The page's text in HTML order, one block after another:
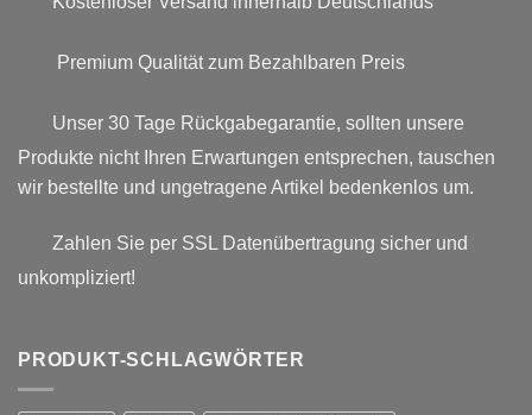
Premium Qualität zum Bezahlbaren Preis
Unser 30 Tage Rückgabegarantie, sollten unsere
Produkte nicht Ihren Erwartungen entsprechen, tauschen
wir bestellte und ungetragene Artikel bedenkenlos um.
Zahlen Sie per SSL Datenübertragung sicher und
unkompliziert!
PRODUKT-SCHLAGWÖRTER